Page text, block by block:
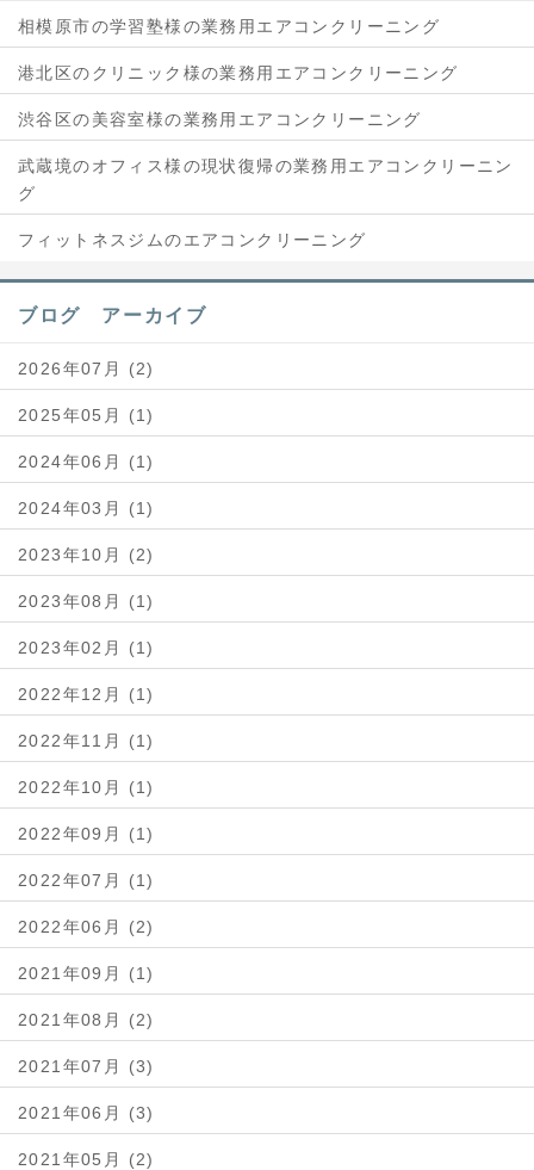
相模原市の学習塾様の業務用エアコンクリーニング
港北区のクリニック様の業務用エアコンクリーニング
渋谷区の美容室様の業務用エアコンクリーニング
武蔵境のオフィス様の現状復帰の業務用エアコンクリーニン
グ
フィットネスジムのエアコンクリーニング
ブログ アーカイブ
2026年07月 (2)
2025年05月 (1)
2024年06月 (1)
2024年03月 (1)
2023年10月 (2)
2023年08月 (1)
2023年02月 (1)
2022年12月 (1)
2022年11月 (1)
2022年10月 (1)
2022年09月 (1)
2022年07月 (1)
2022年06月 (2)
2021年09月 (1)
2021年08月 (2)
2021年07月 (3)
2021年06月 (3)
2021年05月 (2)